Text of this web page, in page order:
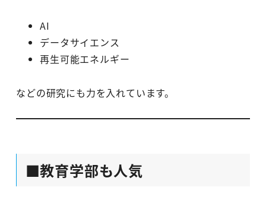
AI
データサイエンス
再生可能エネルギー
などの研究にも力を入れています。
■教育学部も人気